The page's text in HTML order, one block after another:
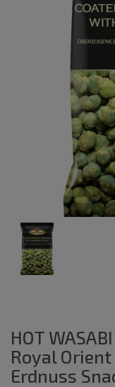
HOT
Royal
Erdnuss